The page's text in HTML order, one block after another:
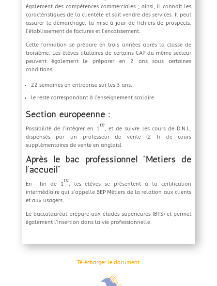
également des compétences commerciales ; ainsi, il connaît les
caractéristiques de la clientèle et sait vendre des services. Il peut
assurer le démarchage, la mise à jour de fichiers de prospects,
l’établissement de factures et l’encaissement.
Cette formation se prépare en trois années après la classe de
troisième. Les élèves titulaires de certains CAP du même secteur
peuvent également le préparer en 2 ans sous certaines
conditions.
22 semaines en entreprise sur les 3 ans.
le reste correspondant à l’enseignement scolaire.
Section européenne :
Possibilité de l’intégrer en 1
re
, et de suivre les cours de D.N.L.
dispensés par un professeur de vente (2 h de cours
supplémentaires de vente en anglais).
Après le bac professionnel “Métiers de
l’accueil”
En fin de 1
re
, les élèves se présentent à la certification
intermédiaire qui s’appelle BEP Métiers de la relation aux clients
et aux usagers.
Le baccalauréat prépare aux études supérieures (BTS) et permet
également l’insertion dans la vie professionnelle.
Télécharger le document